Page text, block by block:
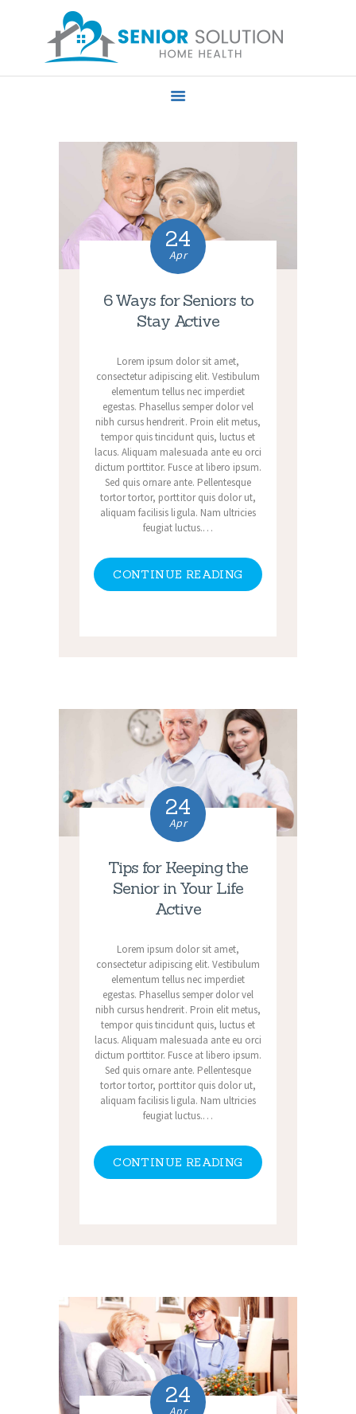
PRIVACY POLICY
CONTACT US
24
Apr
6 Ways for Seniors to
Stay Active
Lorem ipsum dolor sit amet,
consectetur adipiscing elit. Vestibulum
elementum tellus nec imperdiet
egestas. Phasellus semper dolor vel
nibh cursus hendrerit. Proin elit metus,
tempor quis tincidunt quis, luctus et
lacus. Aliquam malesuada ante eu orci
dictum porttitor. Fusce at libero ipsum.
Sed quis ornare ante. Pellentesque
tortor tortor, porttitor quis dolor ut,
aliquam facilisis ligula. Nam ultricies
feugiat luctus.…
CONTINUE READING
24
Apr
Tips for Keeping the
Senior in Your Life
Active
Lorem ipsum dolor sit amet,
consectetur adipiscing elit. Vestibulum
elementum tellus nec imperdiet
egestas. Phasellus semper dolor vel
nibh cursus hendrerit. Proin elit metus,
tempor quis tincidunt quis, luctus et
lacus. Aliquam malesuada ante eu orci
dictum porttitor. Fusce at libero ipsum.
Sed quis ornare ante. Pellentesque
tortor tortor, porttitor quis dolor ut,
aliquam facilisis ligula. Nam ultricies
feugiat luctus.…
CONTINUE READING
24
Apr